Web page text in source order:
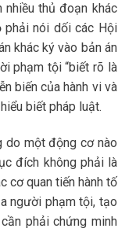
thủ đoạn khác
phải nói dối các Hội
khác ký vào bản án
phạm tội “biết rõ là
biến của hành vi và
biết pháp luật.
do một động cơ nào
đích không phải là
cơ quan tiến hành tố
người phạm tội, tạo
phải chứng minh